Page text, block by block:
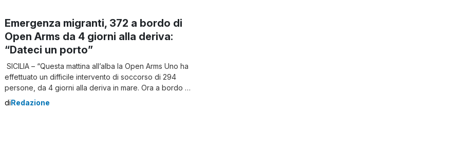
Emergenza migranti, 372 a bordo di
Open Arms da 4 giorni alla deriva:
“Dateci un porto”
SICILIA – “Questa mattina all’alba la Open Arms Uno ha
effettuato un difficile intervento di soccorso di 294
persone, da 4 giorni alla deriva in mare. Ora a bordo ci
sono 372 persone vulnerabili che hanno bisogno
diRedazione